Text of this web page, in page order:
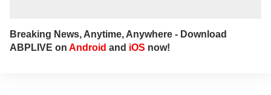
Breaking News, Anytime, Anywhere - Download
ABPLIVE on Android and iOS now!